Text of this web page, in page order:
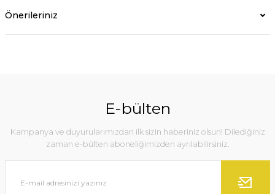
Önerileriniz
E-bülten
Kampanya ve duyurularımızdan ilk sizin haberiniz olsun! Dilediğiniz
zaman e-bülten aboneliğimizden ayrılabilirsiniz.